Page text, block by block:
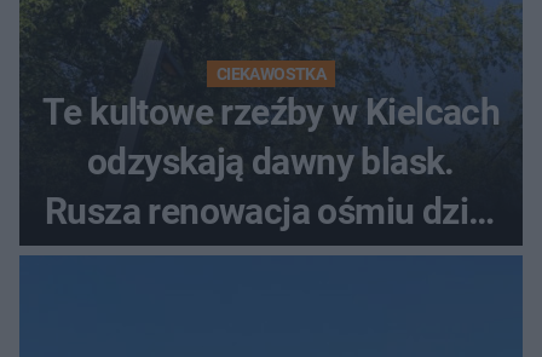
CIEKAWOSTKA
Te kultowe rzeźby w Kielcach
odzyskają dawny blask.
Rusza renowacja ośmiu dzieł
z lat 70.